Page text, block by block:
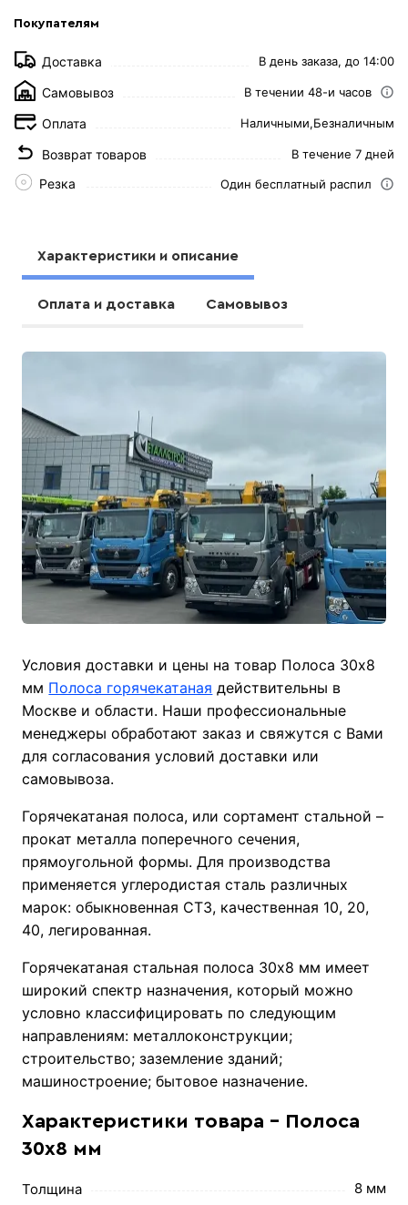
Покупателям
Доставка В день заказа, до 14:00
Самовывоз В течении 48-и часов
Оплата Наличными,Безналичным
Возврат товаров В течение 7 дней
Резка Один бесплатный распил
Характеристики и описание
Оплата и доставка Самовывоз
Условия доставки и цены на товар Полоса 30х8
мм Полоса горячекатаная действительны в
Москве и области. Наши профессиональные
менеджеры обработают заказ и свяжутся с Вами
для согласования условий доставки или
самовывоза.
Горячекатаная полоса, или сортамент стальной –
прокат металла поперечного сечения,
прямоугольной формы. Для производства
применяется углеродистая сталь различных
марок: обыкновенная CT3, качественная 10, 20,
40, легированная.
Горячекатаная стальная полоса 30х8 мм имеет
широкий спектр назначения, который можно
условно классифицировать по следующим
направлениям: металлоконструкции;
строительство; заземление зданий;
машиностроение; бытовое назначение.
Характеристики товара - Полоса
30х8 мм
Толщина 8 мм